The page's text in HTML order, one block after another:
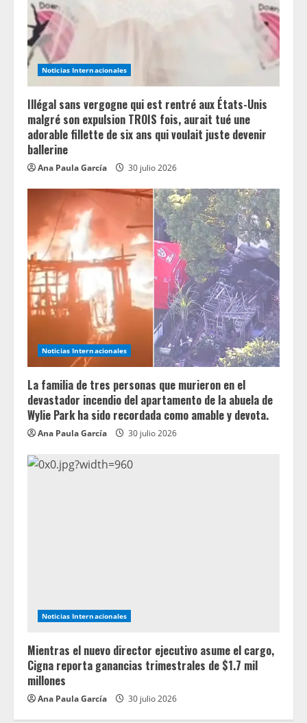
d
i
n
g
Noticias Internacionales
Illégal sans vergogne qui est rentré aux États-Unis
malgré son expulsion TROIS fois, aurait tué une
adorable fillette de six ans qui voulait juste devenir
ballerine
Ana Paula García 30 julio 2026
Noticias Internacionales
La familia de tres personas que murieron en el
devastador incendio del apartamento de la abuela de
Wylie Park ha sido recordada como amable y devota.
Ana Paula García 30 julio 2026
Noticias Internacionales
Mientras el nuevo director ejecutivo asume el cargo,
Cigna reporta ganancias trimestrales de $1.7 mil
millones
Ana Paula García 30 julio 2026